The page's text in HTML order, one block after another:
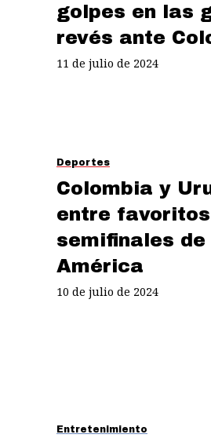
golpes en las
revés ante
11 de julio de 2024
Deportes
Colombia y
entre
semifinales de
América
10 de julio de 2024
Entretenimiento